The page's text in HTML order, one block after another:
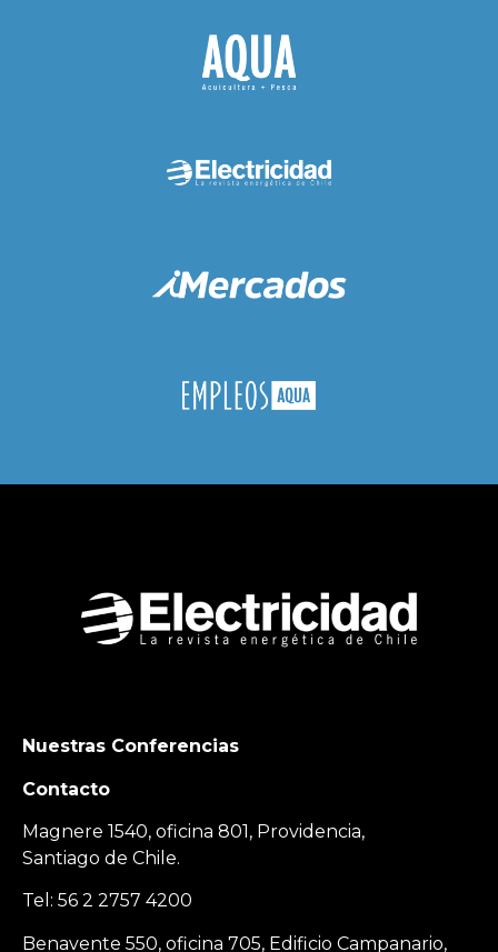
Nuestras Conferencias
Contacto
Magnere 1540, oficina 801, Providencia,
Santiago de Chile.
Tel: 56 2 2757 4200
Benavente 550, oficina 705, Edificio Campanario,